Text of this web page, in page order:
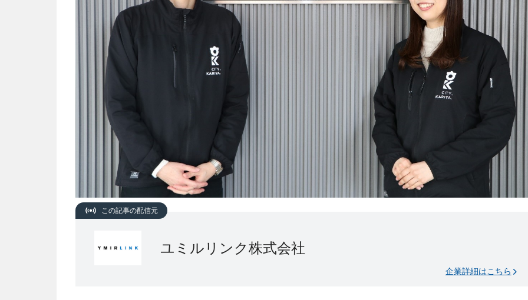
この記事の配信元
ユミルリンク株式会社
企業詳細はこちら